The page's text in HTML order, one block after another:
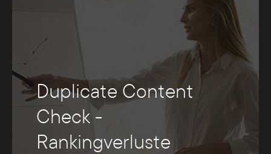
Duplicate Content
Check -
Rankingverluste